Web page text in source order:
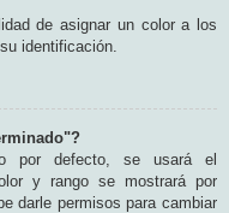
de asignar un color a los
identificación.
por defecto, se usará el
y rango se mostrará por
darle permisos para cambiar